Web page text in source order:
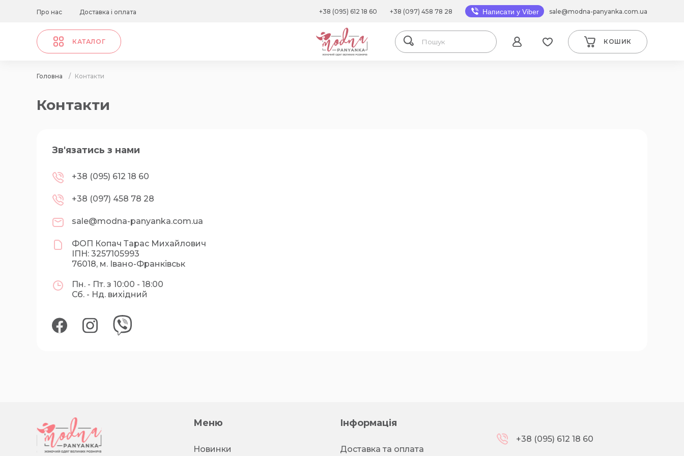
Про нас Доставка і оплата +38 (095) 612 18 60 +38 (097) 458 78 28 Написати у Viber sale@modna-panyanka.com.ua
КАТАЛОГ КОШИК
Головна / Контакти
Контакти
Зв'язатись з нами
+38 (095) 612 18 60
+38 (097) 458 78 28
sale@modna-panyanka.com.ua
ФОП Копач Тарас Михайлович
ІПН: 3257105993
76018, м. Івано-Франківськ
Пн. - Пт. з 10:00 - 18:00
Сб. - Нд. вихідний
Меню
Новинки
Інформація
Доставка та оплата
+38 (095) 612 18 60